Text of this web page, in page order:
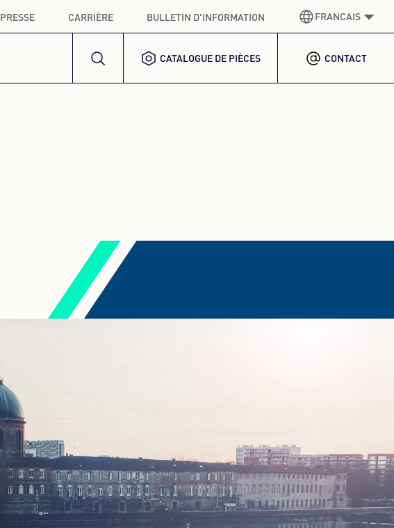
PRESSE CARRIÈRE BULLETIN D'INFORMATION FRANCAIS
ALLEMANDGERMAN
CATALOGUE DE PIÈCES CONTACT